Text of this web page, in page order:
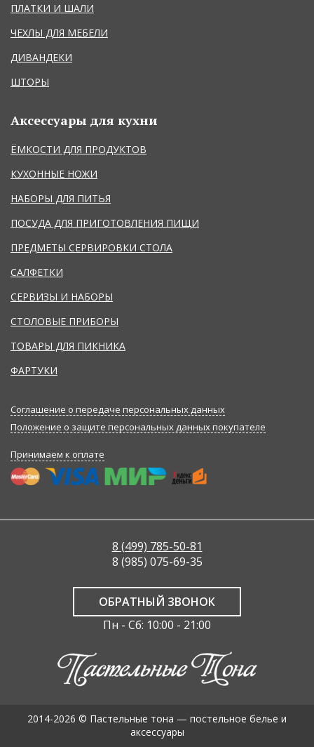
ПЛАТКИ И ШАЛИ
ЧЕХЛЫ ДЛЯ МЕБЕЛИ
ДИВАНДЕКИ
ШТОРЫ
Аксессуары для кухни
ЁМКОСТИ ДЛЯ ПРОДУКТОВ
КУХОННЫЕ НОЖИ
НАБОРЫ ДЛЯ ПИТЬЯ
ПОСУДА ДЛЯ ПРИГОТОВЛЕНИЯ ПИЩИ
ПРЕДМЕТЫ СЕРВИРОВКИ СТОЛА
САЛФЕТКИ
СЕРВИЗЫ И НАБОРЫ
СТОЛОВЫЕ ПРИБОРЫ
ТОВАРЫ ДЛЯ ПИКНИКА
ФАРТУКИ
Соглашение о передаче персональных данных
Положение о защите персональных данных покупателе
Принимаем к оплате
8 (499) 785-50-81
8 (985) 075-69-35
ОБРАТНЫЙ ЗВОНОК
Пн - Сб: 10:00 - 21:00
2014-2026 © Пастельные тона — постельное белье и
аксессуары